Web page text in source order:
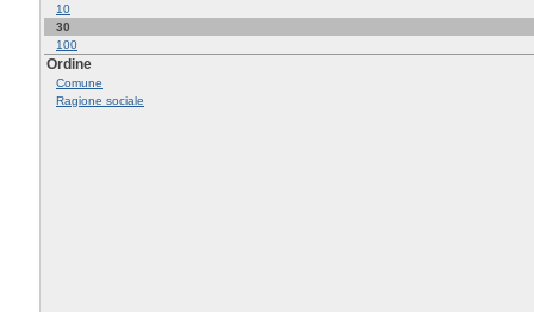
10
30
100
Ordine
Comune
Ragione sociale